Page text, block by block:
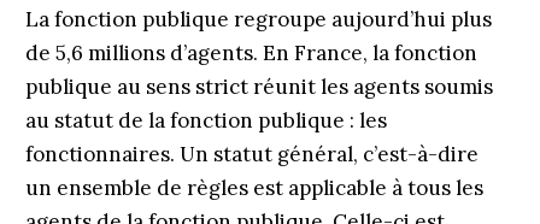
La fonction publique regroupe aujourd’hui plus
de 5,6 millions d’agents. En France, la fonction
publique au sens strict réunit les agents soumis
au statut de la fonction publique : les
fonctionnaires. Un statut général, c’est-à-dire
un ensemble de règles est applicable à tous les